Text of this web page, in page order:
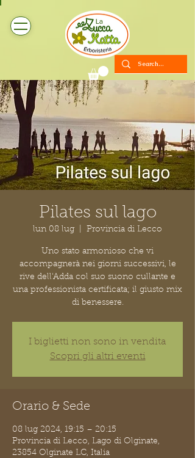
Pilates sul lago
lun 08 lug Provincia di Lecco
Uno stato armonioso che vi
accompagnerà nei giorni successivi, le
rive dell'Adda col suo suono cullante e
una professionista certificata; il giusto mix
di benessere.
I biglietti non sono in vendita
Scopri gli altri eventi
Orario & Sede
08 lug 2024, 19:15 – 20:15
Provincia di Lecco, Lago di Olginate,
23854 Olginate LC, Italia